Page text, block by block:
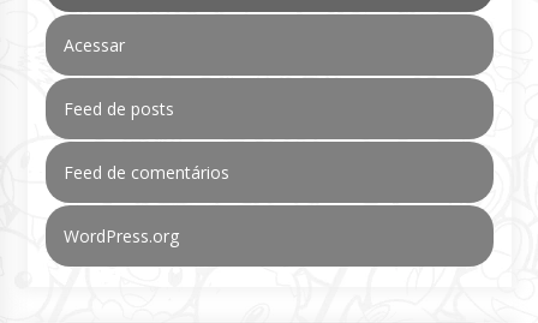
Acessar
Feed de posts
Feed de comentários
WordPress.org